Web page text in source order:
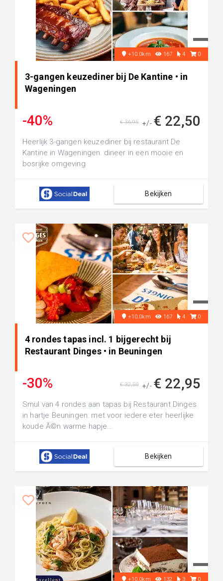
+10.0km 167 4 0
3-gangen keuzediner bij De Kantine • in
Wageningen
-40% +/- € 22,50
€ 36,95
Heerlijk 3-gangen keuzediner bij restaurant De
Kantine in Wageningen: dineer in een mooie en
bosrijke omgeving
Bekijken
+10.0km 167 4 0
4 rondes tapas incl. 1 bijgerecht bij
Restaurant Dinges • in Beuningen
-30% +/- € 22,95
€ 32,50
Smul van 4 rondes aan tapas bij Restaurant Dinges
in hartje Beuningen: met voor iedere eter heerlijke
koude Ã©n warme hapje...
Bekijken
+10.0km 132 3 0